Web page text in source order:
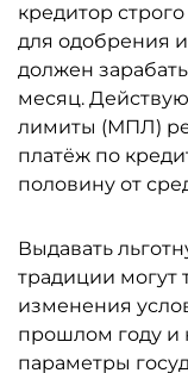
кредитор
для одобрения
должен
месяц.
лимиты (МПЛ)
платёж по
половину от
Выдавать
традиции могут
изменения
прошлом году и
параметры